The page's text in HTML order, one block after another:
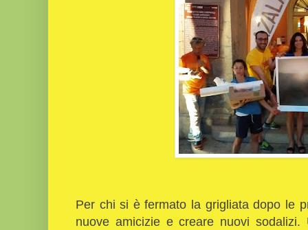
Per chi si è fermato la grigliata dopo le
nuove amicizie e creare nuovi